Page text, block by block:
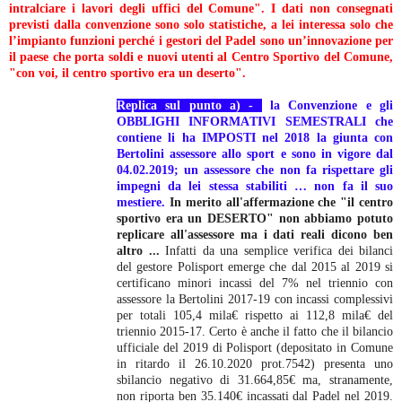
intralciare i lavori degli uffici del Comune". I dati non consegnati
previsti dalla convenzione sono solo statistiche, a lei interessa solo che
l’impianto funzioni perché i gestori del Padel sono un’innovazione per
il paese che porta soldi e nuovi utenti al Centro Sportivo del Comune,
"con voi, il centro sportivo era un deserto".
Replica sul punto a) -
la Convenzione e gli
OBBLIGHI INFORMATIVI SEMESTRALI che
contiene li ha IMPOSTI nel 2018 la giunta con
Bertolini assessore allo sport e sono in vigore dal
04.02.2019; un assessore che non fa rispettare gli
impegni da lei stessa stabiliti … non fa il suo
mestiere. In merito all'affermazione che "il centro
sportivo era un DESERTO" non abbiamo potuto
replicare all'assessore ma i dati reali dicono ben
altro ... Infatti da una semplice verifica dei bilanci
del gestore Polisport emerge che dal 2015 al 2019 si
certificano minori incassi del 7% nel triennio con
assessore la Bertolini 2017-19 con incassi complessivi
per totali 105,4 mila€ rispetto ai 112,8 mila€ del
triennio 2015-17. Certo è anche il fatto che il bilancio
ufficiale del 2019 di Polisport (depositato in Comune
in ritardo il 26.10.2020 prot.7542) presenta uno
sbilancio negativo di 31.664,85€ ma, stranamente,
non riporta ben 35.140€ incassati dal Padel nel 2019.